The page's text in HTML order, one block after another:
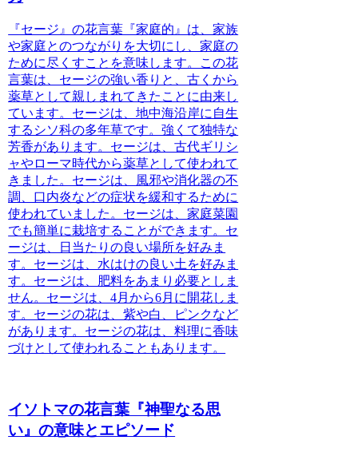
『セージ』の花言葉『家庭的』は、家族
や家庭とのつながりを大切にし、家庭の
ために尽くすことを意味します。この花
言葉は、セージの強い香りと、古くから
薬草として親しまれてきたことに由来し
ています。 セージは、地中海沿岸に自生
するシソ科の多年草です。強くて独特な
芳香があります。セージは、古代ギリシ
ャやローマ時代から薬草として使われて
きました。セージは、風邪や消化器の不
調、口内炎などの症状を緩和するために
使われていました。セージは、家庭菜園
でも簡単に栽培することができます。セ
ージは、日当たりの良い場所を好みま
す。セージは、水はけの良い土を好みま
す。セージは、肥料をあまり必要としま
せん。セージは、4月から6月に開花しま
す。セージの花は、紫や白、ピンクなど
があります。セージの花は、料理に香味
づけとして使われることもあります。
イソトマの花言葉『神聖なる思
い』の意味とエピソード